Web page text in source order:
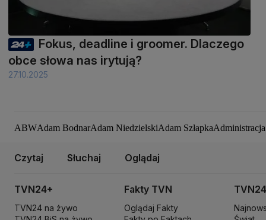
Fokus, deadline i groomer. Dlaczego
obce słowa nas irytują?
27.10.2025
ABWAdam BodnarAdam NiedzielskiAdam Szłapka
Ceny paliw
Ceny żywności Ceny prądu
Koalicja Obywatelska
Konfederacja Krajowa Administracja
Ministerstwo Aktywów Państwowych Ministerstwo Edukacji i
Czytaj Słuchaj Oglądaj
TVN24+
TVN24 na żywo
Fakty TVN
Oglądaj Fakty
TVN24